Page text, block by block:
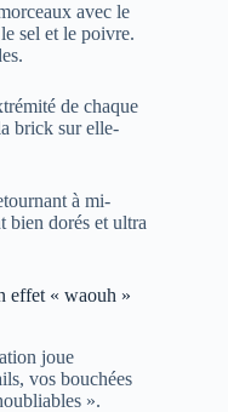
avec le
sel et le poivre.
de chaque
brick sur elle-
à mi-
bien dorés et ultra
effet « waouh »
joue
vos bouchées
».